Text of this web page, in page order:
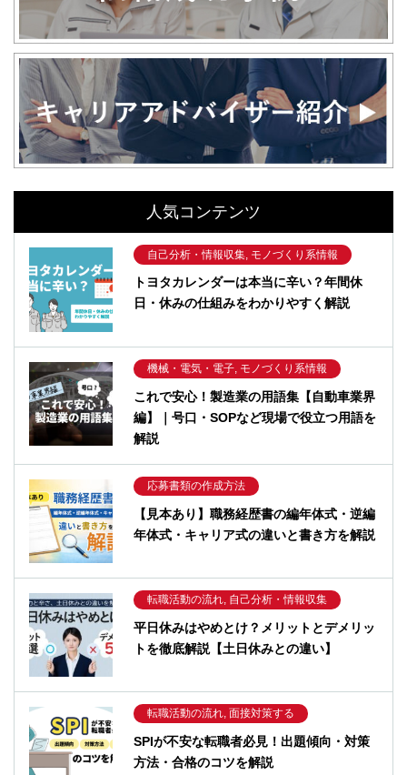
人気コンテンツ
自己分析・情報収集, モノづくり系情報
トヨタカレンダーは本当に辛い？年間休
日・休みの仕組みをわかりやすく解説
機械・電気・電子, モノづくり系情報
これで安心！製造業の用語集【自動車業界
編】｜号口・SOPなど現場で役立つ用語を
解説
応募書類の作成方法
【見本あり】職務経歴書の編年体式・逆編
年体式・キャリア式の違いと書き方を解説
転職活動の流れ, 自己分析・情報収集
平日休みはやめとけ？メリットとデメリッ
トを徹底解説【土日休みとの違い】
転職活動の流れ, 面接対策する
SPIが不安な転職者必見！出題傾向・対策
方法・合格のコツを解説